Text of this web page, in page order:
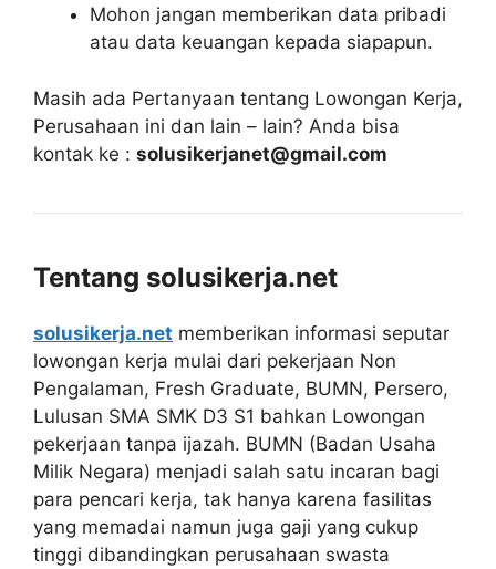
Mohon jangan memberikan data pribadi
atau data keuangan kepada siapapun.
Masih ada Pertanyaan tentang Lowongan Kerja,
Perusahaan ini dan lain – lain? Anda bisa
kontak ke : solusikerjanet@gmail.com
Tentang solusikerja.net
solusikerja.net memberikan informasi seputar
lowongan kerja mulai dari pekerjaan Non
Pengalaman, Fresh Graduate, BUMN, Persero,
Lulusan SMA SMK D3 S1 bahkan Lowongan
pekerjaan tanpa ijazah. BUMN (Badan Usaha
Milik Negara) menjadi salah satu incaran bagi
para pencari kerja, tak hanya karena fasilitas
yang memadai namun juga gaji yang cukup
tinggi dibandingkan perusahaan swasta